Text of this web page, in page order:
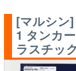
[マルシン
1 タンカ
ラスチッ